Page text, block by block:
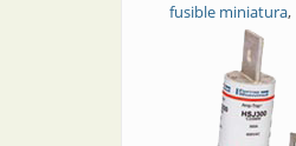
fusible miniatura